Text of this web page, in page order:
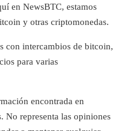
en NewsBTC, estamos
y otras criptomonedas.
con intercambios de bitcoin,
para varias
encontrada en
No representa las opiniones